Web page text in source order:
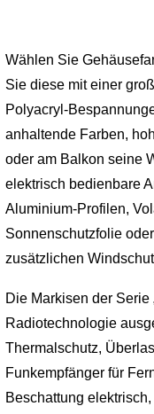
Wählen Sie
Sie diese mit einer
anhaltende Farben,
oder am Balkon seine
elektrisch bedienbare
Aluminium‑Profilen,
Sonnenschutzfolie
zusätzlichen
Die Markisen der Serie
Radiotechnologie
Thermalschutz,
Funkempfänger für
Beschattung